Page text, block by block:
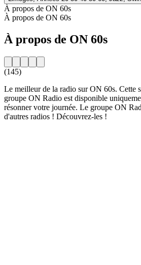
À propos de ON 60s
À propos de ON 60s
À propos de ON 60s
(145)
Le meilleur de la radio sur ON 60s. Cette
groupe ON Radio est disponible
résonner votre journée. Le groupe ON
d'autres radios ! Découvrez-les !